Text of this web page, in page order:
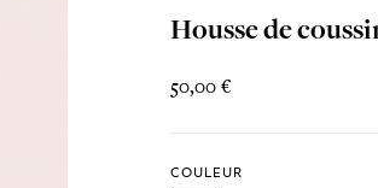
Housse de
50,00 €
COULEUR